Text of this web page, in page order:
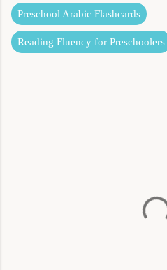
Preschool Arabic Flashcards
Reading Fluency for Preschoolers